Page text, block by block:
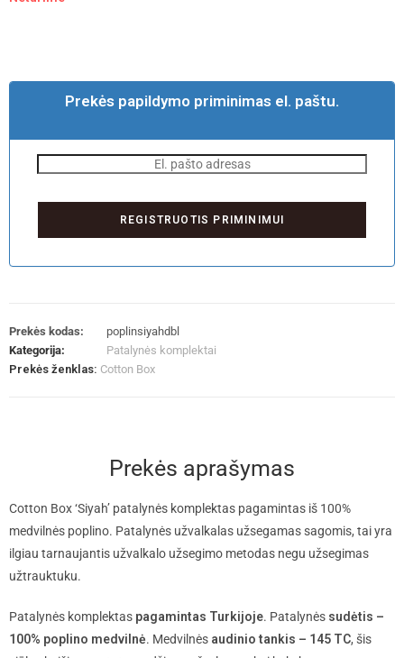
Prekės papildymo priminimas el. paštu.
Prekės kodas:
poplinsiyahdbl
Kategorija:
Patalynės komplektai
Prekės ženklas: Cotton Box
Prekės aprašymas
Cotton Box ‘Siyah’ patalynės komplektas pagamintas iš 100%
medvilnės poplino. Patalynės užvalkalas užsegamas sagomis, tai yra
ilgiau tarnaujantis užvalkalo užsegimo metodas negu užsegimas
užtrauktuku.
Patalynės komplektas pagamintas Turkijoje. Patalynės sudėtis –
100% poplino medvilnė. Medvilnės audinio tankis – 145 TC, šis